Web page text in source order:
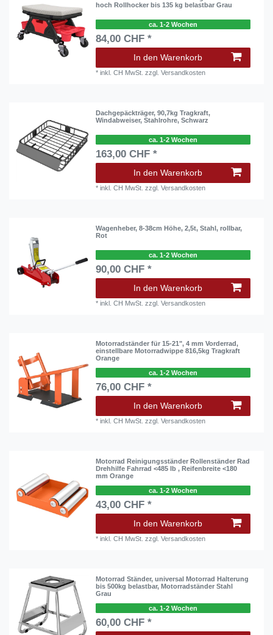
hoch Rollhocker bis 135 kg belastbar Grau
ca. 1-2 Wochen
84,00 CHF *
In den Warenkorb
*inkl. CH MwSt. zzgl.Versandkosten
Dachgepäckträger, 90,7kg Tragkraft,
Windabweiser, Stahlrohre, Schwarz
ca. 1-2 Wochen
163,00 CHF *
In den Warenkorb
*inkl. CH MwSt. zzgl.Versandkosten
Wagenheber, 8-38cm Höhe, 2,5t, Stahl, rollbar,
Rot
ca. 1-2 Wochen
90,00 CHF *
In den Warenkorb
*inkl. CH MwSt. zzgl.Versandkosten
Motorradständer für 15-21", 4 mm Vorderrad,
einstellbare Motorradwippe 816,5kg Tragkraft
Orange
ca. 1-2 Wochen
76,00 CHF *
In den Warenkorb
*inkl. CH MwSt. zzgl.Versandkosten
Motorrad Reinigungsständer Rollenständer Rad
Drehhilfe Fahrrad <485 lb , Reifenbreite <180
mm Orange
ca. 1-2 Wochen
43,00 CHF *
In den Warenkorb
*inkl. CH MwSt. zzgl.Versandkosten
Motorrad Ständer, universal Motorrad Halterung
bis 500kg belastbar, Motorradständer Stahl
Grau
ca. 1-2 Wochen
60,00 CHF *